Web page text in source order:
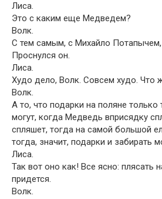
Лиса.
Это с каким еще Медведем?
Волк.
С тем самым, с Михайло
Проснулся он.
Лиса.
Худо дело, Волк. Совсем худо. Что
Волк.
А то, что подарки на поляне только
могут, когда Медведь вприсядку
спляшет, тогда на самой большой
тогда, значит, подарки и забирать
Лиса.
Так вот оно как! Все ясно: плясать
придется.
Волк.